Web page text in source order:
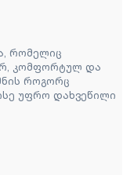
რომელიც
კომფორტულ და
როგორც
უფრო დახვეწილი